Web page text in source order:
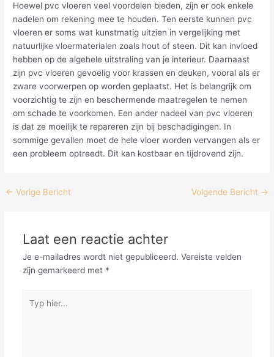
Hoewel pvc vloeren veel voordelen bieden, zijn er ook enkele
nadelen om rekening mee te houden. Ten eerste kunnen pvc
vloeren er soms wat kunstmatig uitzien in vergelijking met
natuurlijke vloermaterialen zoals hout of steen. Dit kan invloed
hebben op de algehele uitstraling van je interieur. Daarnaast
zijn pvc vloeren gevoelig voor krassen en deuken, vooral als er
zware voorwerpen op worden geplaatst. Het is belangrijk om
voorzichtig te zijn en beschermende maatregelen te nemen
om schade te voorkomen. Een ander nadeel van pvc vloeren
is dat ze moeilijk te repareren zijn bij beschadigingen. In
sommige gevallen moet de hele vloer worden vervangen als er
een probleem optreedt. Dit kan kostbaar en tijdrovend zijn.
Bericht
← Vorige Bericht Volgende Bericht →
Laat een reactie achter
Je e-mailadres wordt niet gepubliceerd. Vereiste velden
zijn gemarkeerd met *
hier...